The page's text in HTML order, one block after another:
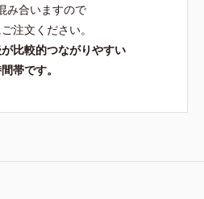
み合いますので
注文ください。
比較的つながりやすい
帯です。